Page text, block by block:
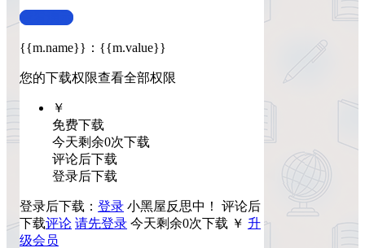
查看演示
{{m.name}} ： {{m.value}}
您的下载权限查看全部权限
￥
免费下载
今天剩余0次下载
评论后下载
登录后下载
登录后下载： 登录 小黑屋反思中！ 评论后
下载评论 请先登录 今天剩余0次下载 ￥ 升
级会员